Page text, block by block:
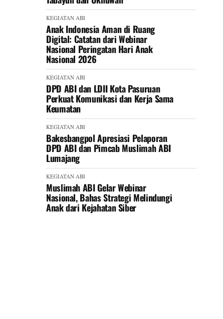
KEGIATAN ABI
Anak Indonesia Aman di Ruang
Digital: Catatan dari Webinar
Nasional Peringatan Hari Anak
Nasional 2026
KEGIATAN ABI
DPD ABI dan LDII Kota Pasuruan
Perkuat Komunikasi dan Kerja Sama
Keumatan
KEGIATAN ABI
Bakesbangpol Apresiasi Pelaporan
DPD ABI dan Pimcab Muslimah ABI
Lumajang
KEGIATAN ABI
Muslimah ABI Gelar Webinar
Nasional, Bahas Strategi Melindungi
Anak dari Kejahatan Siber